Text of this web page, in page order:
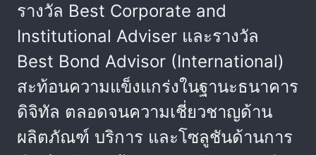
รางวัล Best Corporate and
Institutional Adviser และรางวัล
Best Bond Advisor (International)
สะท้อนความแข็งแกร่งในฐานะธนาคาร
ดิจิทัล ตลอดจนความเชี่ยวชาญด้าน
ผลิตภัณฑ์ บริการ และโซลูชันด้านการ